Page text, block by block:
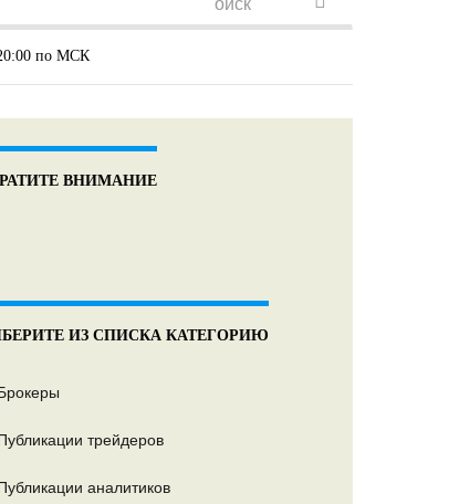
20:00 по МСК
ВНИМАНИЕ
ИЗ СПИСКА КАТЕГОРИЮ
трейдеров
аналитиков